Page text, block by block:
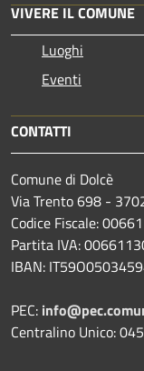
VIVERE IL COMUNE
Luoghi
Eventi
CONTATTI
Comune di Dolcè
Via Trento 698 -
Codice Fiscale:
Partita IVA:
IBAN:
PEC:
Centralino Unico: